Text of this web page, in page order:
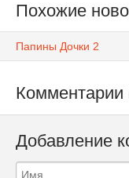
Похожие
Папины Дочки 2
Комментарии
Добавление